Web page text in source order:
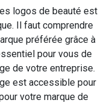
logos de beauté est
Il faut comprendre
préférée grâce à
pour vous de
de votre entreprise.
est accessible pour
votre marque de